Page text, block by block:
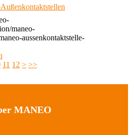
maneo-
aussenkontaktstelle-
11 12 > >>
MANEO